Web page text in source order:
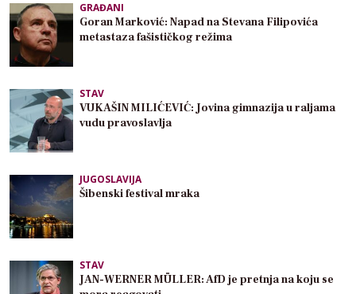
GRAĐANI
Goran Marković: Napad na Stevana Filipovića
metastaza fašističkog režima
STAV
VUKAŠIN MILIĆEVIĆ: Jovina gimnazija u raljama
vudu pravoslavlja
JUGOSLAVIJA
Šibenski festival mraka
STAV
JAN-WERNER MÜLLER: AfD je pretnja na koju se